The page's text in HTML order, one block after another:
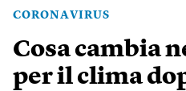
CORONAVIRUS
Cosa cambia
per il clima